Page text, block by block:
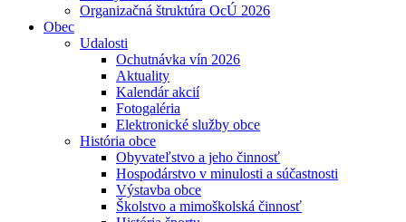
Organizačná štruktúra OcÚ 2026
Obec
Udalosti
Ochutnávka vín 2026
Aktuality
Kalendár akcií
Fotogaléria
Elektronické služby obce
História obce
Obyvateľstvo a jeho činnosť
Hospodárstvo v minulosti a súčastnosti
Výstavba obce
Školstvo a mimoškolská činnosť